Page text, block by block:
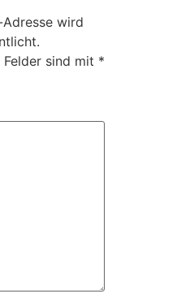
wird
sind mit *